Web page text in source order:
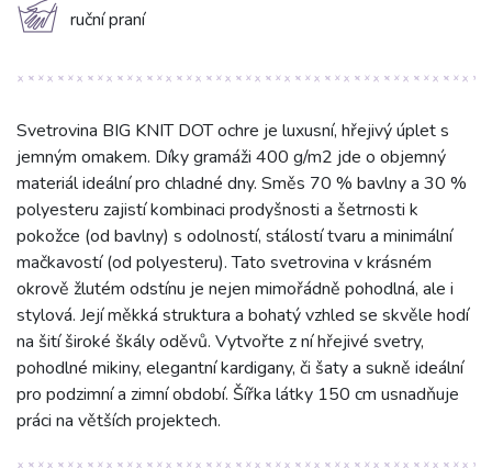
c ruční praní
Svetrovina BIG KNIT DOT ochre je luxusní, hřejivý úplet s
jemným omakem. Díky gramáži 400 g/m2 jde o objemný
materiál ideální pro chladné dny. Směs 70 % bavlny a 30 %
polyesteru zajistí kombinaci prodyšnosti a šetrnosti k
pokožce (od bavlny) s odolností, stálostí tvaru a minimální
mačkavostí (od polyesteru). Tato svetrovina v krásném
okrově žlutém odstínu je nejen mimořádně pohodlná, ale i
stylová. Její měkká struktura a bohatý vzhled se skvěle hodí
na šití široké škály oděvů. Vytvořte z ní hřejivé svetry,
pohodlné mikiny, elegantní kardigany, či šaty a sukně ideální
pro podzimní a zimní období. Šířka látky 150 cm usnadňuje
práci na větších projektech.